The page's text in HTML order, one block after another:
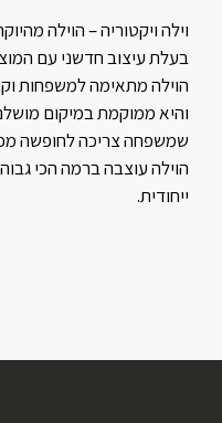
וילה ויקטוריה – הוילה
בעלת עיצוב חדשני עם
הוילה מתאימה למשפחות
והיא ממוקמת במיקום
שמשפחה צריכה לחופשה
הוילה עוצבה ברמה הכי
ייחודית.